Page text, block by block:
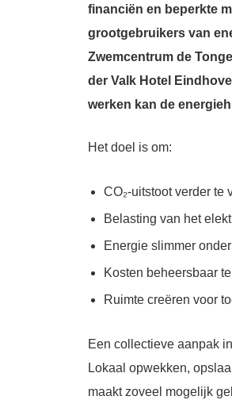
financiën en beperkte
grootgebruikers van
Zwemcentrum de
der Valk Hotel
werken kan de
Het doel is om:
CO₂-uitstoot verder te
Belasting van het
Energie slimmer
Kosten beheersbaar
Ruimte creëren voor
Een collectieve aanpak
Lokaal opwekken,
maakt zoveel mogelijk